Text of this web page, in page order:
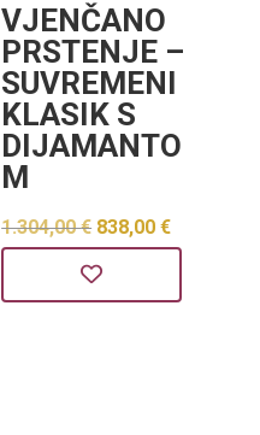
VJENČANO
PRSTENJE –
SUVREMENI
KLASIK S
DIJAMANTO
M
1.304,00€ Izvorna
cijena
bila
838,00€